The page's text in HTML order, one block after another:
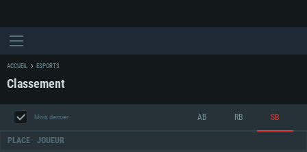
ACCUEIL ESPORTS
Classement
Mois dernier AB RB SB
PLACE JOUEUR